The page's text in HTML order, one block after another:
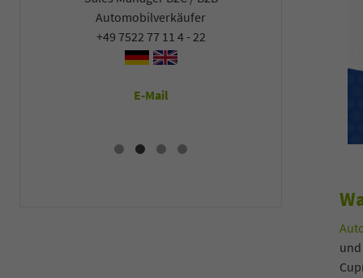
Automobilverkäufer
+49 7522 77 11 4 - 22
E-Mail